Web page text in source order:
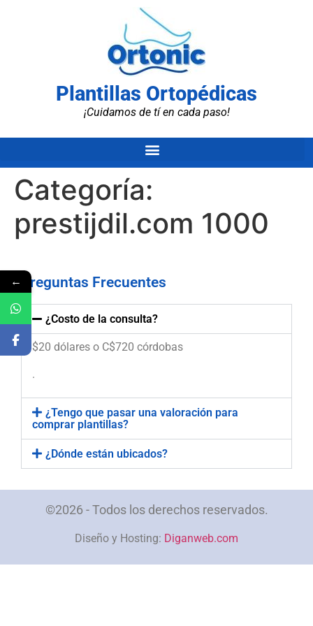
Plantillas Ortopédicas
¡Cuidamos de tí en cada paso!
Categoría:
prestijdil.com 1000
Preguntas Frecuentes
¿Costo de la consulta?
$20 dólares o C$720 córdobas
.
¿Tengo que pasar una valoración para
comprar plantillas?
¿Dónde están ubicados?
©2026 - Todos los derechos reservados.
Diseño y Hosting: Diganweb.com
←